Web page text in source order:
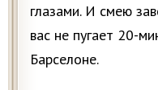
глазами. И смею
вас не пугает 20-
Барселоне.